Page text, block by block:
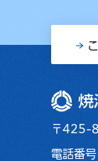
焼津市
〒425-
電話番